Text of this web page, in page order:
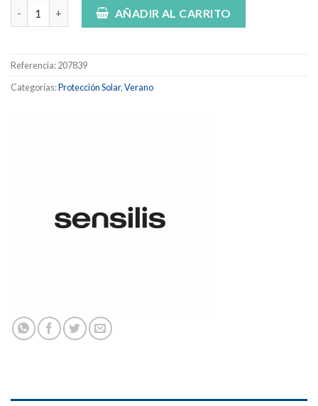
Fotoprotector Gel Crema SPF 50+ cantidad
AÑADIR AL CARRITO
Referencia:207839
Categorías:Protección Solar,Verano